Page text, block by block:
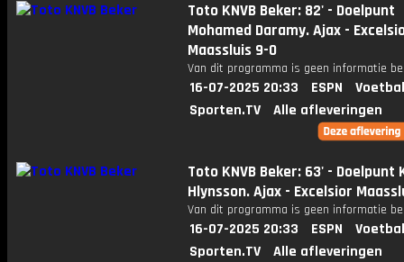
Toto KNVB Beker: 82' - Doelpunt
Mohamed Daramy. Ajax -
Maassluis 9-0
Van dit programma is geen informatie
16-07-2025 20:33 ESPN
Sporten.TV
Alle afleveringen
Toto KNVB Beker: 63' - Doelpunt
Hlynsson. Ajax - Excelsior
Van dit programma is geen informatie
16-07-2025 20:33 ESPN
Sporten.TV
Alle afleveringen